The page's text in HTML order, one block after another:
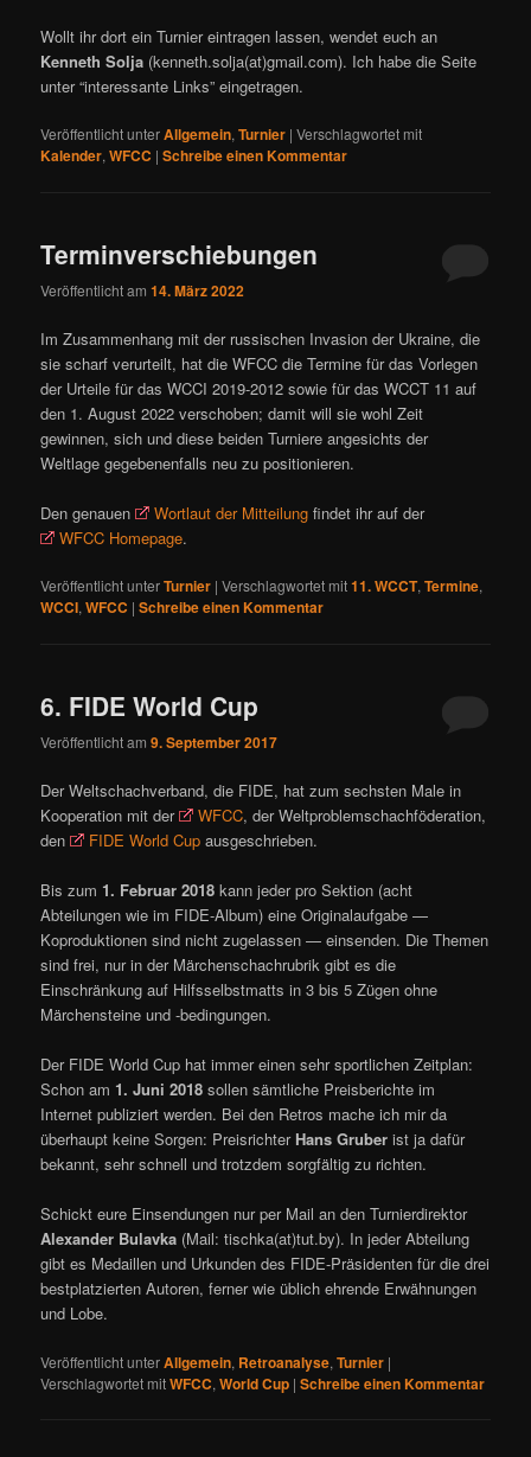
Wollt ihr dort ein Turnier eintragen lassen, wendet euch an
Kenneth Solja (kenneth.solja(at)gmail.com). Ich habe die Seite
unter “interessante Links” eingetragen.
Veröffentlicht unterAllgemein,Turnier |Verschlagwortet mit
Kalender,WFCC |Schreibe einen Kommentar
Terminverschiebungen
Veröffentlicht am14. März 2022
Im Zusammenhang mit der russischen Invasion der Ukraine, die
sie scharf verurteilt, hat die WFCC die Termine für das Vorlegen
der Urteile für das WCCI 2019-2012 sowie für das WCCT 11 auf
den 1. August 2022 verschoben; damit will sie wohl Zeit
gewinnen, sich und diese beiden Turniere angesichts der
Weltlage gegebenenfalls neu zu positionieren.
Den genauen Wortlaut der Mitteilung findet ihr auf der
WFCC Homepage.
Veröffentlicht unterTurnier |Verschlagwortet mit11. WCCT,Termine,
WCCI,WFCC |Schreibe einen Kommentar
6. FIDE World Cup
Veröffentlicht am9. September 2017
Der Weltschachverband, die FIDE, hat zum sechsten Male in
Kooperation mit der
WFCC, der Weltproblemschachföderation,
den
FIDE World Cup ausgeschrieben.
Bis zum 1. Februar 2018 kann jeder pro Sektion (acht
Abteilungen wie im FIDE-Album) eine Originalaufgabe —
Koproduktionen sind nicht zugelassen — einsenden. Die Themen
sind frei, nur in der Märchenschachrubrik gibt es die
Einschränkung auf Hilfsselbstmatts in 3 bis 5 Zügen ohne
Märchensteine und -bedingungen.
Der FIDE World Cup hat immer einen sehr sportlichen Zeitplan:
Schon am 1. Juni 2018 sollen sämtliche Preisberichte im
Internet publiziert werden. Bei den Retros mache ich mir da
überhaupt keine Sorgen: Preisrichter Hans Gruber ist ja dafür
bekannt, sehr schnell und trotzdem sorgfältig zu richten.
Schickt eure Einsendungen nur per Mail an den Turnierdirektor
Alexander Bulavka (Mail: tischka(at)tut.by). In jeder Abteilung
gibt es Medaillen und Urkunden des FIDE-Präsidenten für die drei
bestplatzierten Autoren, ferner wie üblich ehrende Erwähnungen
und Lobe.
Veröffentlicht unterAllgemein, Retroanalyse,Turnier |
Verschlagwortet mitWFCC,World Cup |Schreibe einen Kommentar